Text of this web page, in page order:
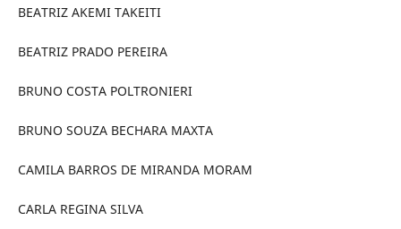
BEATRIZ AKEMI TAKEITI
BEATRIZ PRADO PEREIRA
BRUNO COSTA POLTRONIERI
BRUNO SOUZA BECHARA MAXTA
CAMILA BARROS DE MIRANDA MORAM
CARLA REGINA SILVA